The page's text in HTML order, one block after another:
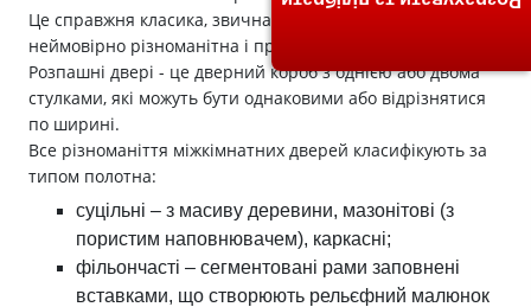
Це справжня класика, звична і знайома, але водночас
неймовірно різноманітна і практично універсальна.
Розпашні двері - це дверний короб з однією або двома
стулками, які можуть бути однаковими або відрізнятися
по ширині.
Все різноманіття міжкімнатних дверей класифікують за
типом полотна:
суцільні – з масиву деревини, мазонітові (з
пористим наповнювачем), каркасні;
фільончасті – сегментовані рами заповнені
вставками, що створюють рельєфний малюнок